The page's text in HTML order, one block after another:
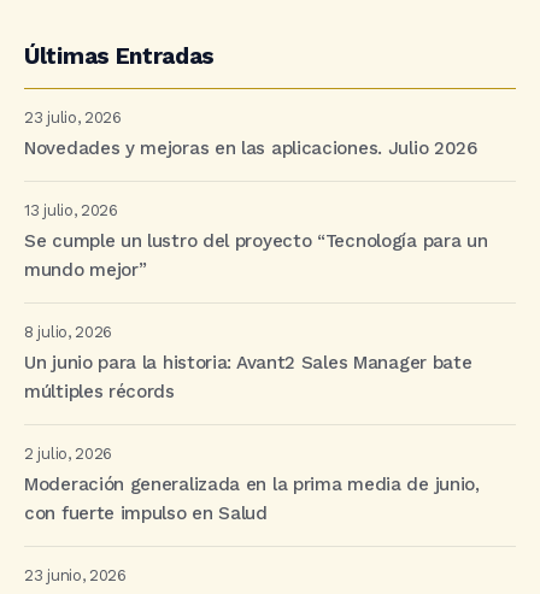
Últimas Entradas
23 julio, 2026
Novedades y mejoras en las aplicaciones. Julio 2026
13 julio, 2026
Se cumple un lustro del proyecto “Tecnología para un
mundo mejor”
8 julio, 2026
Un junio para la historia: Avant2 Sales Manager bate
múltiples récords
2 julio, 2026
Moderación generalizada en la prima media de junio,
con fuerte impulso en Salud
23 junio, 2026